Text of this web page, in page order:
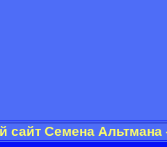
Семена Альтмана